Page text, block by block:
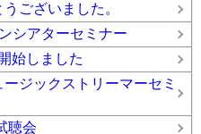
ございました。
シアターセミナー
始しました
ジックストリーマーセミ
聴会